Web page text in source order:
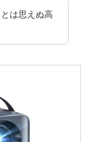
は思えぬ高